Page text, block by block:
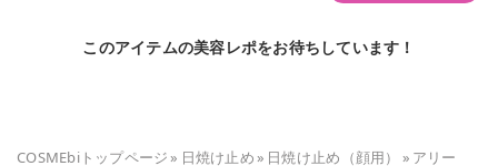
このアイテムの美容レポをお待ちしています！
COSMEbiトップページ» 日焼け止め» 日焼け止め（顔用） » アリー